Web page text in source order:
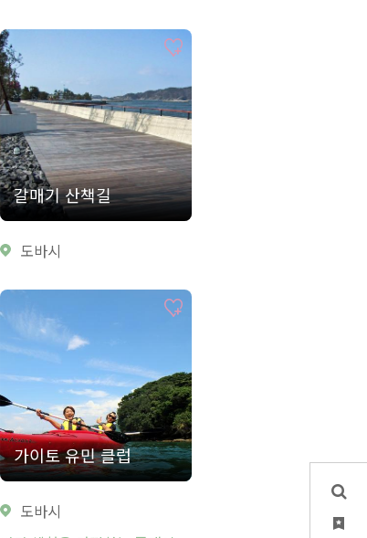
갈매기 산책길
도바시
가이토 유민 클럽
도바시